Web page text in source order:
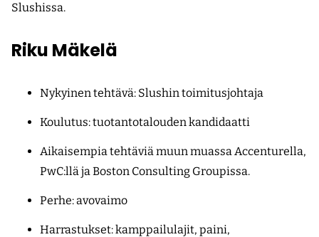
Slushissa.
Riku Mäkelä
Nykyinen tehtävä: Slushin toimitusjohtaja
Koulutus: tuotantotalouden kandidaatti
Aikaisempia tehtäviä muun muassa Accenturella,
PwC:llä ja Boston Consulting Groupissa.
Perhe: avovaimo
Harrastukset: kamppailulajit, paini,